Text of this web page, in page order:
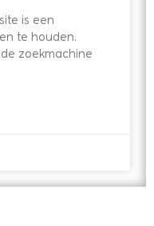
is een
te houden.
zoekmachine